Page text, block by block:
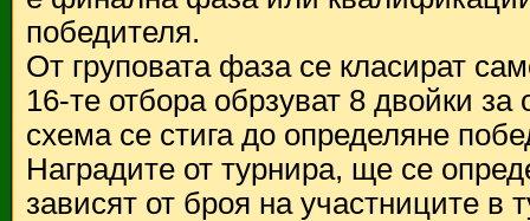
победителя.
От груповата фаза се класират
16-те отбора обрзуват 8 двойки
схема се стига до определяне
Наградите от турнира, ще се
зависят от броя на участниците в